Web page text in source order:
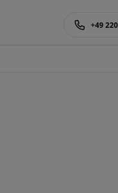
+49